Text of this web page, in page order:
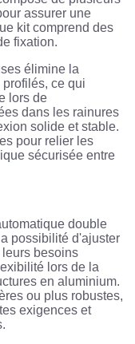
assurer une
kit comprend des
fixation.
élimine la
ce qui
lors de
dans les rainures
solide et stable.
pour relier les
sécurisée entre
double
possibilité d'ajuster
leurs besoins
lors de la
en aluminium.
ou plus robustes,
exigences et